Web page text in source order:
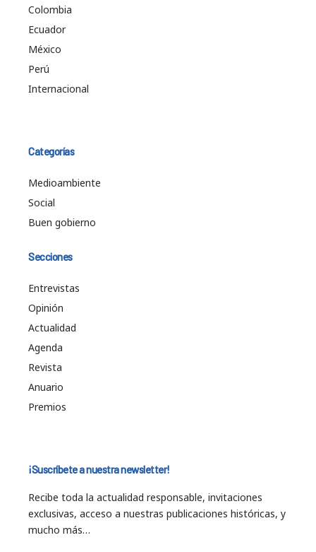
Colombia
Ecuador
México
Perú
Internacional
Categorías
Medioambiente
Social
Buen gobierno
Secciones
Entrevistas
Opinión
Actualidad
Agenda
Revista
Anuario
Premios
¡Suscríbete a nuestra newsletter!
Recibe toda la actualidad responsable, invitaciones
exclusivas, acceso a nuestras publicaciones históricas, y
mucho más…